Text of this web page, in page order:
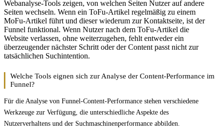
Webanalyse-Tools zeigen, von welchen Seiten Nutzer auf andere
Seiten wechseln. Wenn ein ToFu-Artikel regelmäßig zu einem
MoFu-Artikel führt und dieser wiederum zur Kontaktseite, ist der
Funnel funktional. Wenn Nutzer nach dem ToFu-Artikel die
Website verlassen, ohne weiterzugehen, fehlt entweder ein
überzeugender nächster Schritt oder der Content passt nicht zur
tatsächlichen Suchintention.
Welche Tools eignen sich zur Analyse der Content-Performance im
Funnel?
Für die Analyse von Funnel-Content-Performance stehen verschiedene
Werkzeuge zur Verfügung, die unterschiedliche Aspekte des
Nutzerverhaltens und der Suchmaschinenperformance abbilden.